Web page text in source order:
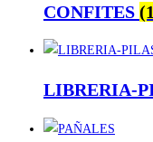
CONFITES
LIBRERIA-